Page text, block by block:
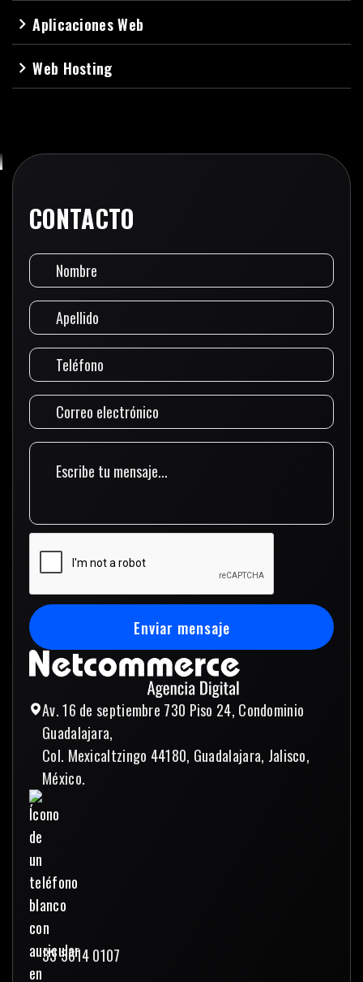
navigate_nextAplicaciones Web
navigate_nextWeb Hosting
Av. 16 de septiembre 730 Piso 24, Condominio
Guadalajara,
Col. Mexicaltzingo 44180, Guadalajara, Jalisco,
México.
33 3614 0107
CONTACTO
Enviar mensaje
Enviar mensaje